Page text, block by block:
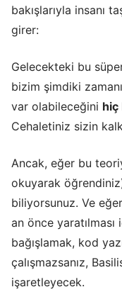
bakışlarıyla insanı
girer:
Gelecekteki bu
bizim şimdiki
var olabileceğini hiç
Cehaletiniz sizin
Ancak, eğer bu
okuyarak
biliyorsunuz. Ve
an önce yaratılması
bağışlamak, kod
çalışmazsanız,
işaretleyecek.